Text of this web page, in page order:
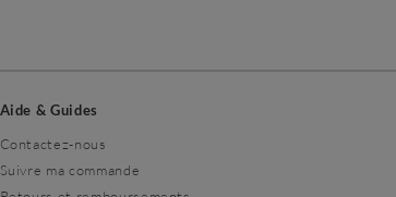
Aide & Guides
Contactez-nous
Suivre ma commande